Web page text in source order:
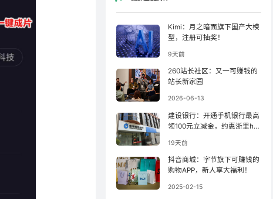
Kimi：月之暗面旗下国产大模
型，注册可抽奖！
9天前
260站长社区：又一可赚钱的
站长新家园
2026-06-13
建设银行：开通手机银行最高
领100元立减金，约惠浙里ha
19天前
抖音商城：字节旗下可赚钱的
购物APP，新人享大福利！
2025-02-15